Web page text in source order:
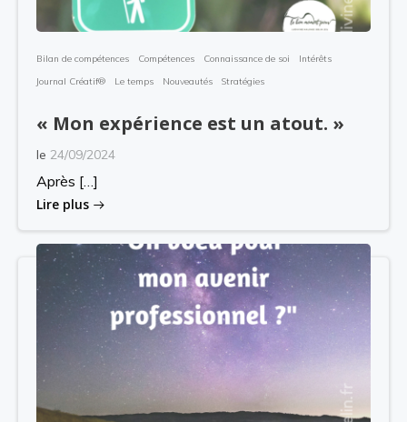
Bilan de compétences Compétences Connaissance de soi
Intérêts
Journal Créatif®
Le temps Nouveautés Stratégies
« Mon expérience est un atout. »
le 24/09/2024
Après […]
Lire plus